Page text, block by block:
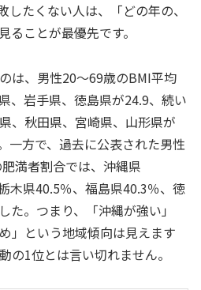
したくない人は、「どの年の、
ることが最優先です。
は、男性20〜69歳のBMI平均
、岩手県、徳島県が24.9、続い
、秋田県、宮崎県、山形県が
一方で、過去に公表された男性
満者割合では、沖縄県
木県40.5％、福島県40.3％、徳
た。つまり、「沖縄が強い」
」という地域傾向は見えます
の1位とは言い切れません。